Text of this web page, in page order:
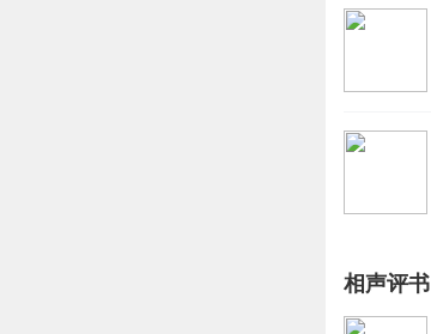
相声评书